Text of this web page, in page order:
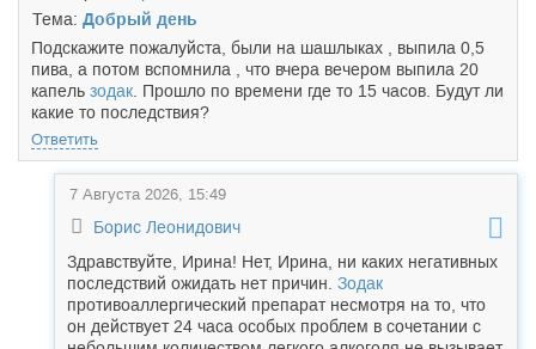
Тема: Добрый день
Подскажите пожалуйста, были на шашлыках , выпила 0,5
пива, а потом вспомнила , что вчера вечером выпила 20
капель зодак . Прошло по времени где то 15 часов. Будут ли
какие то последствия?
Ответить
7 Августа 2026, 15:49
Борис Леонидович
Здравствуйте, Ирина! Нет, Ирина, ни каких негативных
последствий ожидать нет причин. Зодак
противоаллергический препарат несмотря на то, что
он действует 24 часа особых проблем в сочетании с